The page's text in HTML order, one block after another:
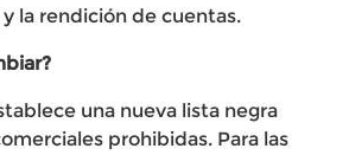
la rendición de cuentas.
una nueva lista negra
prohibidas. Para las